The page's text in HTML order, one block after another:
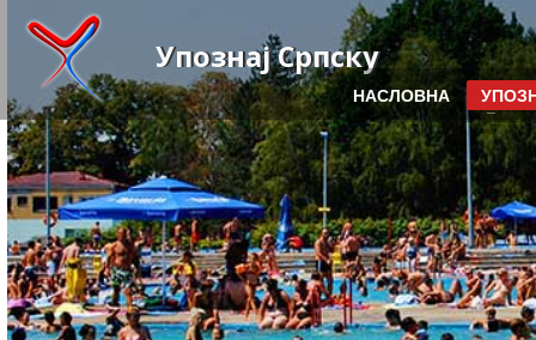
Упознај Српску
НАСЛОВНА